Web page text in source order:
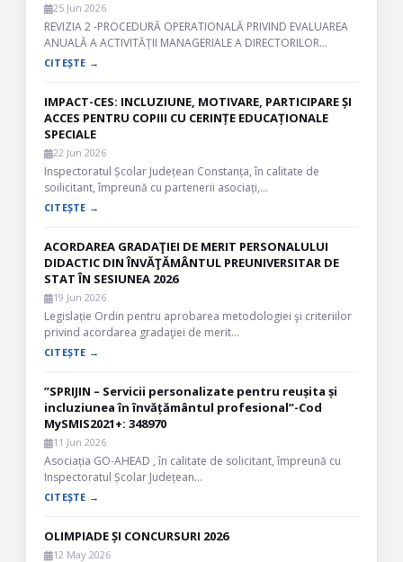
25 Jun 2026
REVIZIA 2 -PROCEDURĂ OPERATIONALĂ PRIVIND EVALUAREA
ANUALĂ A ACTIVITĂȚII MANAGERIALE A DIRECTORILOR…
CITEȘTE →
IMPACT-CES: INCLUZIUNE, MOTIVARE, PARTICIPARE ȘI
ACCES PENTRU COPIII CU CERINȚE EDUCAȚIONALE
SPECIALE
22 Jun 2026
Inspectoratul Școlar Județean Constanța, în calitate de
soilicitant, împreună cu partenerii asociați,…
CITEȘTE →
ACORDAREA GRADAŢIEI DE MERIT PERSONALULUI
DIDACTIC DIN ÎNVĂŢĂMÂNTUL PREUNIVERSITAR DE
STAT ÎN SESIUNEA 2026
19 Jun 2026
Legislație Ordin pentru aprobarea metodologiei şi criteriilor
privind acordarea gradaţiei de merit…
CITEȘTE →
”SPRIJIN – Servicii personalizate pentru reușita și
incluziunea în învățământul profesional”-Cod
MySMIS2021+: 348970
11 Jun 2026
Asociația GO-AHEAD , în calitate de solicitant, împreună cu
Inspectoratul Școlar Județean…
CITEȘTE →
OLIMPIADE ȘI CONCURSURI 2026
12 May 2026